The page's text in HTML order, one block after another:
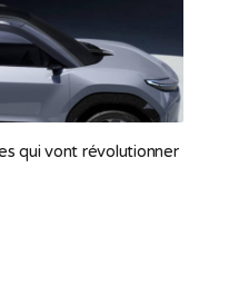
qui vont révolutionner